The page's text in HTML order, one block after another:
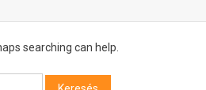
searching can help.